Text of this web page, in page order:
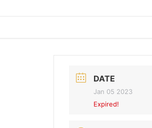
DATE
Jan 05 2023
Expired!